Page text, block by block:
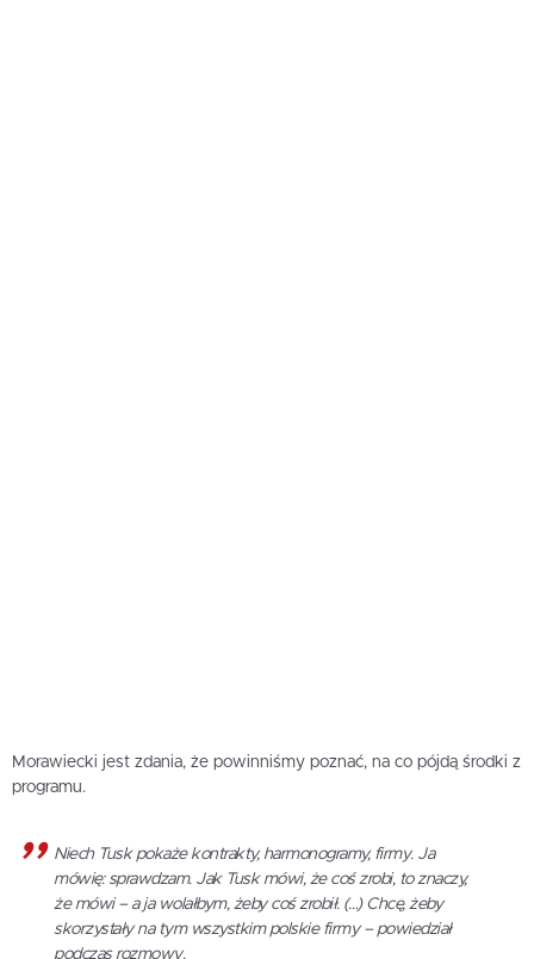
Morawiecki jest zdania, że powinniśmy poznać, na co pójdą środki z
programu.
Niech Tusk pokaże kontrakty, harmonogramy, firmy. Ja
mówię: sprawdzam. Jak Tusk mówi, że coś zrobi, to znaczy,
że mówi – a ja wolałbym, żeby coś zrobił. (…) Chcę, żeby
skorzystały na tym wszystkim polskie firmy – powiedział
podczas rozmowy.